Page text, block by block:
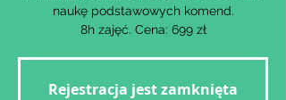
naukę podstawowych komend.
8h zajęć. Cena: 699 zł
Rejestracja jest zamknięta